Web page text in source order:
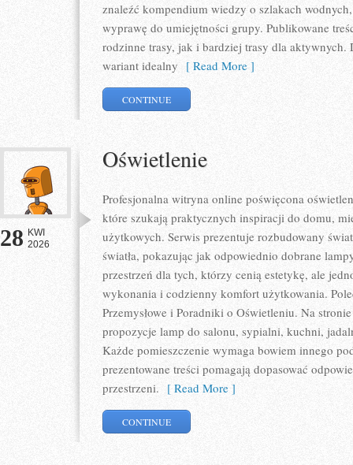
znaleźć kompendium wiedzy o szlakach
wyprawę do umiejętności grupy. Publikowane
rodzinne trasy, jak i bardziej trasy dla
wariant idealny [ Read More ]
CONTINUE
28 KWI
2026
Oświetlenie
Profesjonalna witryna online poświęcona
które szukają praktycznych inspiracji do domu,
użytkowych. Serwis prezentuje rozbudowany
światła, pokazując jak odpowiednio dobrane
przestrzeń dla tych, którzy cenią estetykę, ale
wykonania i codzienny komfort użytkowania.
Przemysłowe i Poradniki o Oświetleniu. Na
propozycje lamp do salonu, sypialni, kuchni,
Każde pomieszczenie wymaga bowiem innego
prezentowane treści pomagają dopasować
przestrzeni. [ Read More ]
CONTINUE